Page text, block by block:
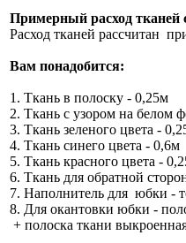
Примерный расход тканей
Расход тканей рассчитан
Вам понадобится:
1. Ткань в полоску - 0,25м
2. Ткань с узором на белом
3. Ткань зеленого цвета -
4. Ткань синего цвета - 0,6м
5. Ткань красного цвета -
6. Ткань для обратной
7. Наполнитель для юбки -
8. Для окантовки юбки -
+ полоска ткани